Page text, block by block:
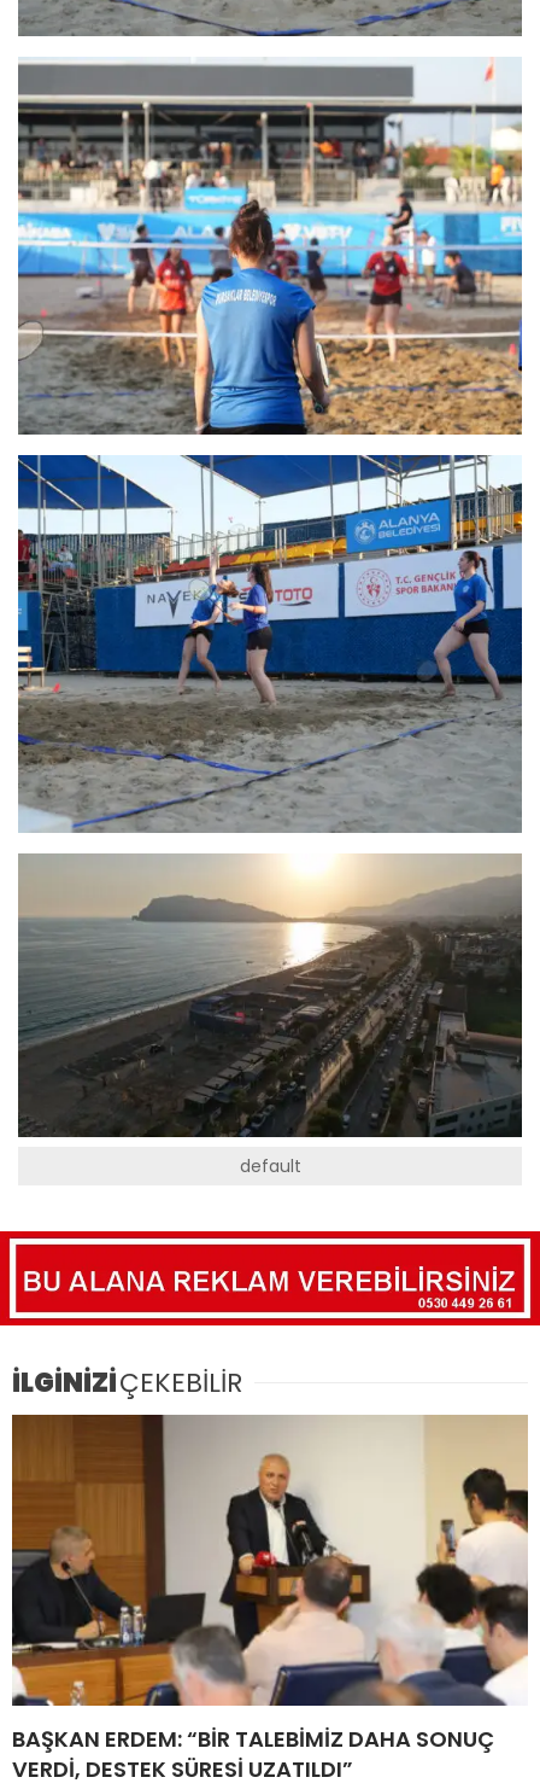
default
İLGİNİZİÇEKEBİLİR
BAŞKAN ERDEM: “BİR TALEBİMİZ DAHA SONUÇ
VERDİ, DESTEK SÜRESİ UZATILDI”